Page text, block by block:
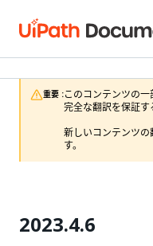
重要 :このコンテンツの一
完全な翻訳を保証す
新しいコンテンツ
す。
2023.4.6